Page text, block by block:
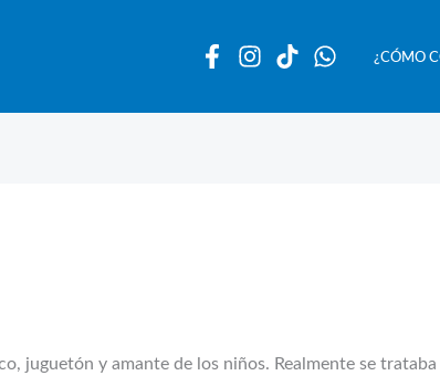
¿CÓMO
juguetón y amante de los niños. Realmente se